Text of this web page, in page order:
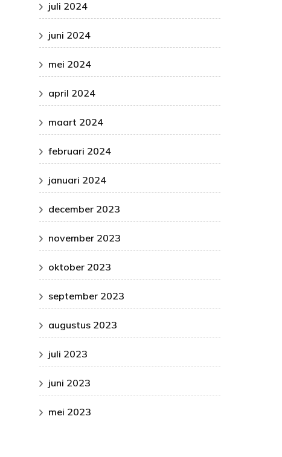
juli 2024
juni 2024
mei 2024
april 2024
maart 2024
februari 2024
januari 2024
december 2023
november 2023
oktober 2023
september 2023
augustus 2023
juli 2023
juni 2023
mei 2023